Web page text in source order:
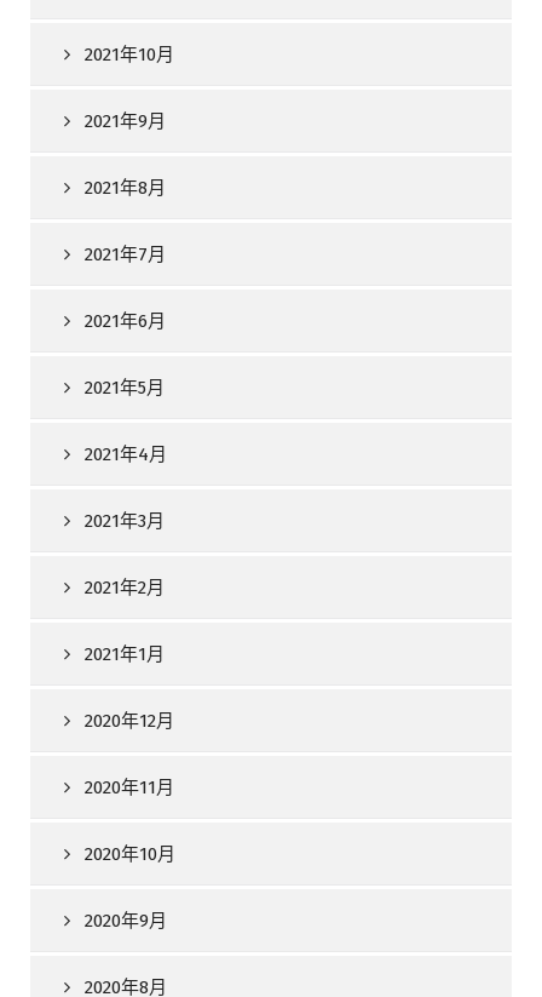
2021年10月
2021年9月
2021年8月
2021年7月
2021年6月
2021年5月
2021年4月
2021年3月
2021年2月
2021年1月
2020年12月
2020年11月
2020年10月
2020年9月
2020年8月